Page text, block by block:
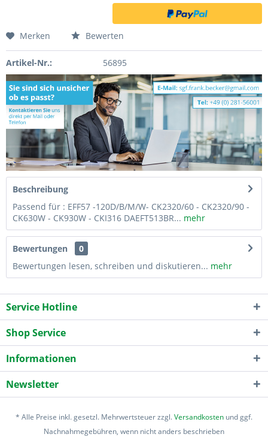
Merken Bewerten
Artikel-Nr.: 56895
Beschreibung
Passend für : EFF57 -120D/B/M/W- CK2320/60 - CK2320/90 -
CK630W - CK930W - CKI316 DAEFT513BR... mehr
Bewertungen
0
Bewertungen lesen, schreiben und diskutieren... mehr
Service Hotline
Shop Service
Informationen
Newsletter
* Alle Preise inkl. gesetzl. Mehrwertsteuer zzgl.Versandkosten und ggf.
Nachnahmegebühren, wenn nicht anders beschrieben